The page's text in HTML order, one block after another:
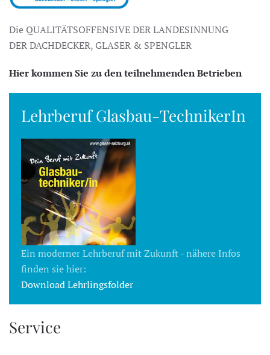
Die QUALITÄTSOFFENSIVE DER LANDESINNUNG
DER DACHDECKER, GLASER & SPENGLER
Hier kommen Sie zu den teilnehmenden Betrieben
Lehrberuf Glasbau-TechnikerIn
Ein moderner Lehrberuf mit Zukunft - nähere Infos
finden sie hier:
Download Lehrlingsfolder
Service